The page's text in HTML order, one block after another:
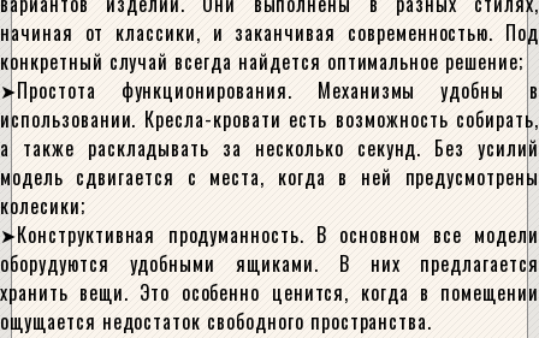
начиная от классики, и заканчивая современностью. Под
конкретный случай всегда найдется оптимальное решение;
Простота функционирования. Механизмы удобны в
использовании. Кресла-кровати есть возможность собирать,
а также раскладывать за несколько секунд. Без усилий
модель сдвигается с места, когда в ней предусмотрены
колесики;
Конструктивная продуманность. В основном все модели
оборудуются удобными ящиками. В них предлагается
хранить вещи. Это особенно ценится, когда в помещении
ощущается недостаток свободного пространства.